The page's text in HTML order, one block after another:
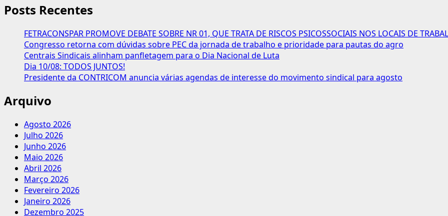
do
Senado
aprova
licença-
maternidade
maior
em
complicação
parto
Posts Recentes
FETRACONSPAR PROMOVE DEBATE SOBRE NR 01, QUE TRATA DE RISCOS PSICOSSOCIAIS NOS LOCAIS DE
Congresso retorna com dúvidas sobre PEC da jornada de trabalho e prioridade para pautas do agro
Centrais Sindicais alinham panfletagem para o Dia Nacional de Luta
Dia 10/08: TODOS JUNTOS!
Presidente da CONTRICOM anuncia várias agendas de interesse do movimento sindical para agosto
Arquivo
Agosto 2026
Julho 2026
Junho 2026
Maio 2026
Abril 2026
Março 2026
Fevereiro 2026
Janeiro 2026
Dezembro 2025